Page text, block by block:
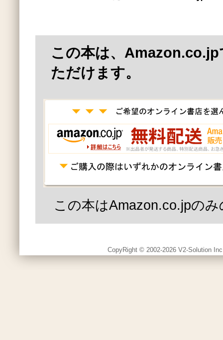
この本は、
ただけます。
この本はAmazon.co.jpの
CopyRight © 2002-2026 V2-Solution